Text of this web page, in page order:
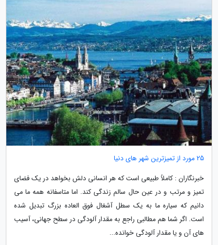
25 مورد از تمیزترین شهر های دنیا
خبرنگاران : کاملاً طبیعی است که هر انسانی دلش بخواهد در یک فضای
تمیز و مرتب و در عین حال سالم زندگی کند. اما متاسفانه همه ما می
دانیم که سیاره ما به یک سطل آشغال فوق العاده بزرگ تبدیل شده
است. اگر شما هم مطالبی راجع به مقدار آلودگی در سطح جهانی، آسیب
های آن و یا مقدار آلودگی خوانده...